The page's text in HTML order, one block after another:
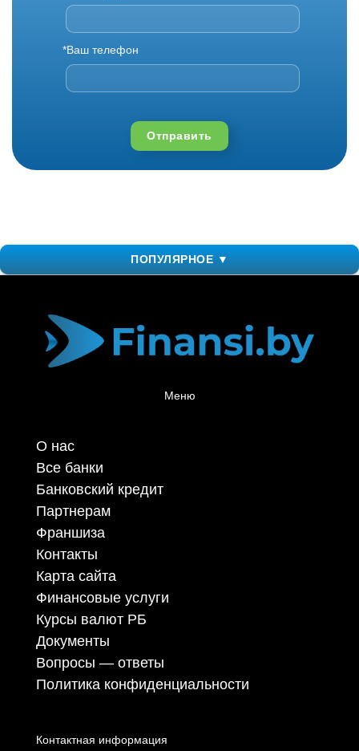
*Ваш телефон
Отправить
ПОПУЛЯРНОЕ ▼
Меню
О нас
Все банки
Банковский кредит
Партнерам
Франшиза
Контакты
Карта сайта
Финансовые услуги
Курсы валют РБ
Документы
Вопросы — ответы
Политика конфиденциальности
Контактная информация